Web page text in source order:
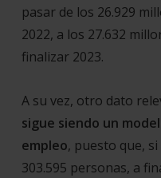
pasar de los 26.929
2022, a los 27.632
finalizar 2023.
A su vez, otro dato
sigue siendo un
empleo, puesto que,
303.595 personas, a